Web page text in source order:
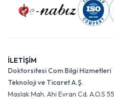
İLETİŞİM
Doktorsitesi Com Bilgi Hizmetleri
Teknoloji ve Ticaret A.Ş.
Maslak Mah. Ahi Evran Cd. A.O.S